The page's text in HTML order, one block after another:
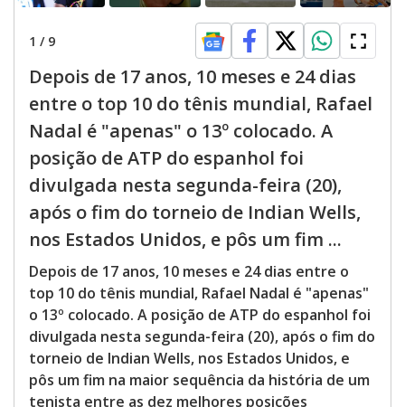
1 / 9
Depois de 17 anos, 10 meses e 24 dias
entre o top 10 do tênis mundial, Rafael
Nadal é "apenas" o 13º colocado. A
posição de ATP do espanhol foi
divulgada nesta segunda-feira (20),
após o fim do torneio de Indian Wells,
nos Estados Unidos, e pôs um fim ...
Depois de 17 anos, 10 meses e 24 dias entre o
top 10 do tênis mundial, Rafael Nadal é "apenas"
o 13º colocado. A posição de ATP do espanhol foi
divulgada nesta segunda-feira (20), após o fim do
torneio de Indian Wells, nos Estados Unidos, e
pôs um fim na maior sequência da história de um
tenista entre as dez melhores posições